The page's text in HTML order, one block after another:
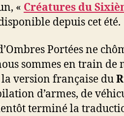
« Créatures du
depuis cet été.
Portées ne
sommes en train de
la version française du
d’armes, de
terminé la